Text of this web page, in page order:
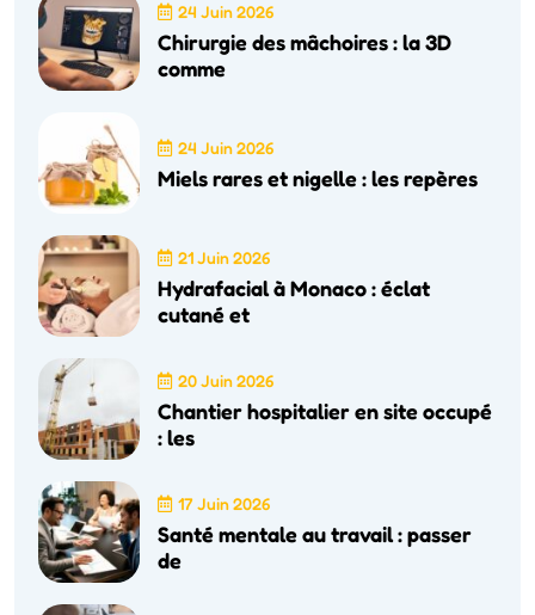
24 Juin 2026
Chirurgie des mâchoires : la 3D
comme
24 Juin 2026
Miels rares et nigelle : les repères
21 Juin 2026
Hydrafacial à Monaco : éclat
cutané et
20 Juin 2026
Chantier hospitalier en site occupé
: les
17 Juin 2026
Santé mentale au travail : passer
de